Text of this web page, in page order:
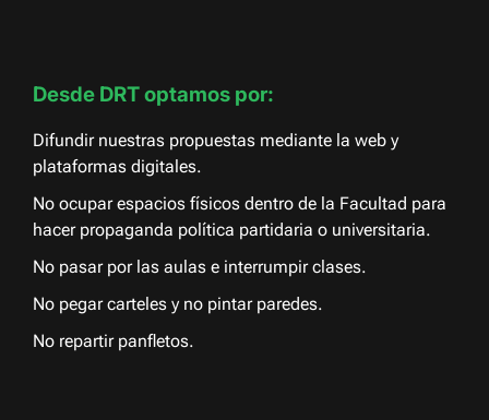
Desde DRT optamos por:
Difundir nuestras propuestas mediante la web y
plataformas digitales.
No ocupar espacios físicos dentro de la Facultad para
hacer propaganda política partidaria o universitaria.
No pasar por las aulas e interrumpir clases.
No pegar carteles y no pintar paredes.
No repartir panfletos.